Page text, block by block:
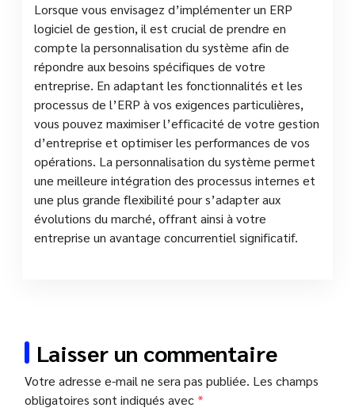
Lorsque vous envisagez d’implémenter un ERP
logiciel de gestion, il est crucial de prendre en
compte la personnalisation du système afin de
répondre aux besoins spécifiques de votre
entreprise. En adaptant les fonctionnalités et les
processus de l’ERP à vos exigences particulières,
vous pouvez maximiser l’efficacité de votre gestion
d’entreprise et optimiser les performances de vos
opérations. La personnalisation du système permet
une meilleure intégration des processus internes et
une plus grande flexibilité pour s’adapter aux
évolutions du marché, offrant ainsi à votre
entreprise un avantage concurrentiel significatif.
Laisser un commentaire
Votre adresse e-mail ne sera pas publiée. Les champs
obligatoires sont indiqués avec *